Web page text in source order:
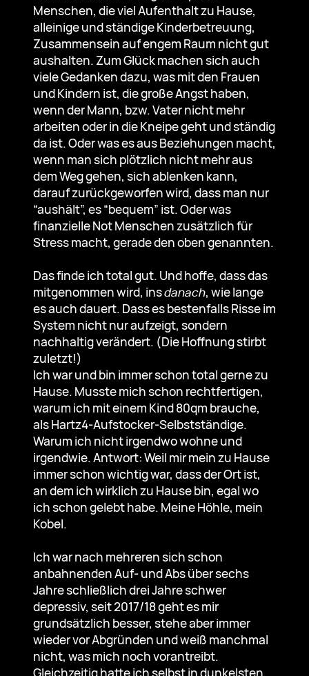
Menschen, die viel Aufenthalt zu Hause,
alleinige und ständige Kinderbetreuung,
Zusammensein auf engem Raum nicht gut
aushalten. Zum Glück machen sich auch
viele Gedanken dazu, was mit den Frauen
und Kindern ist, die große Angst haben,
wenn der Mann, bzw. Vater nicht mehr
arbeiten oder in die Kneipe geht und ständig
da ist. Oder was es aus Beziehungen macht,
wenn man sich plötzlich nicht mehr aus
dem Weg gehen, sich ablenken kann,
darauf zurückgeworfen wird, dass man nur
“aushält”, es “bequem” ist. Oder was
finanzielle Not Menschen zusätzlich für
Stress macht, gerade den oben genannten.
Das finde ich total gut. Und hoffe, dass das
mitgenommen wird, insdanach, wie lange
es auch dauert. Dass es bestenfalls Risse im
System nicht nur aufzeigt, sondern
nachhaltig verändert. (Die Hoffnung stirbt
zuletzt!)
Ich war und bin immer schon total gerne zu
Hause. Musste mich schon rechtfertigen,
warum ich mit einem Kind 80qm brauche,
als Hartz4-Aufstocker-Selbstständige.
Warum ich nicht irgendwo wohne und
irgendwie. Antwort: Weil mir mein zu Hause
immer schon wichtig war, dass der Ort ist,
an dem ich wirklich zu Hause bin, egal wo
ich schon gelebt habe. Meine Höhle, mein
Kobel.
Ich war nach mehreren sich schon
anbahnenden Auf- und Abs über sechs
Jahre schließlich drei Jahre schwer
depressiv, seit 2017/18 geht es mir
grundsätzlich besser, stehe aber immer
wieder vor Abgründen und weiß manchmal
nicht, was mich noch vorantreibt.
Gleichzeitig hatte ich selbst in dunkelsten